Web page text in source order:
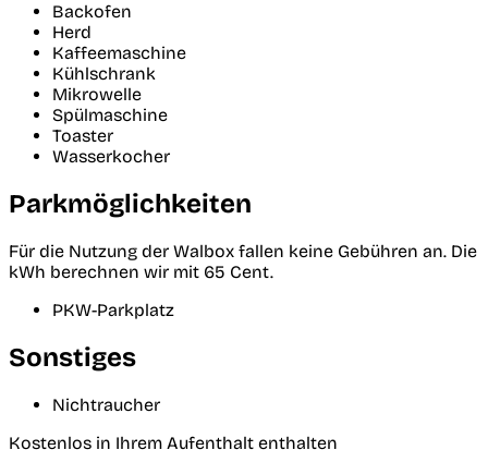
Backofen
Herd
Kaffeemaschine
Kühlschrank
Mikrowelle
Spülmaschine
Toaster
Wasserkocher
Parkmöglichkeiten
Für die Nutzung der Walbox fallen keine Gebühren an. Die
kWh berechnen wir mit 65 Cent.
PKW-Parkplatz
Sonstiges
Nichtraucher
Kostenlos in Ihrem Aufenthalt enthalten